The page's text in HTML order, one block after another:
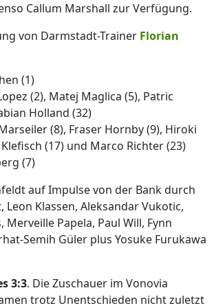
Callum Marshall zur Verfügung.
von Darmstadt-Trainer Florian
(1)
(2), Matej Maglica (5), Patric
Holland (32)
(8), Fraser Hornby (9), Hiroki
(17) und Marco Richter (23)
(7)
auf Impulse von der Bank durch
Leon Klassen, Aleksandar Vukotic,
Merveille Papela, Paul Will, Fynn
Semih Güler plus Yosuke Furukawa
3:3. Die Zuschauer im Vonovia
trotz Unentschieden nicht zuletzt